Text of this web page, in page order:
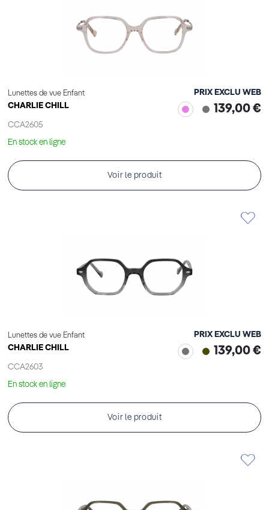
Lunettes de vue Enfant
CHARLIE CHILL
CCA2605
PRIX EXCLU WEB
139,00 €
En stock en ligne
Voir le produit
Lunettes de vue Enfant
CHARLIE CHILL
CCA2603
PRIX EXCLU WEB
139,00 €
En stock en ligne
Voir le produit